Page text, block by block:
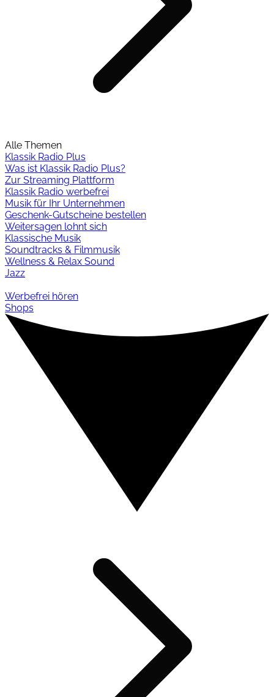
Alle Themen
Klassik Radio Plus
Was ist Klassik Radio Plus?
Zur Streaming Plattform
Klassik Radio werbefrei
Musik für Ihr Unternehmen
Geschenk-Gutscheine bestellen
Weitersagen lohnt sich
Klassische Musik
Soundtracks & Filmmusik
Wellness & Relax Sound
Jazz
Werbefrei hören
Shops